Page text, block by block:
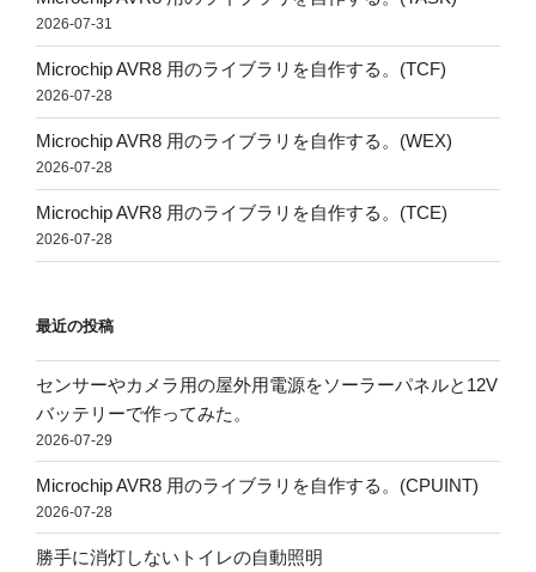
2026-07-31
Microchip AVR8 用のライブラリを自作する。(TCF)
2026-07-28
Microchip AVR8 用のライブラリを自作する。(WEX)
2026-07-28
Microchip AVR8 用のライブラリを自作する。(TCE)
2026-07-28
最近の投稿
センサーやカメラ用の屋外用電源をソーラーパネルと12V
バッテリーで作ってみた。
2026-07-29
Microchip AVR8 用のライブラリを自作する。(CPUINT)
2026-07-28
勝手に消灯しないトイレの自動照明